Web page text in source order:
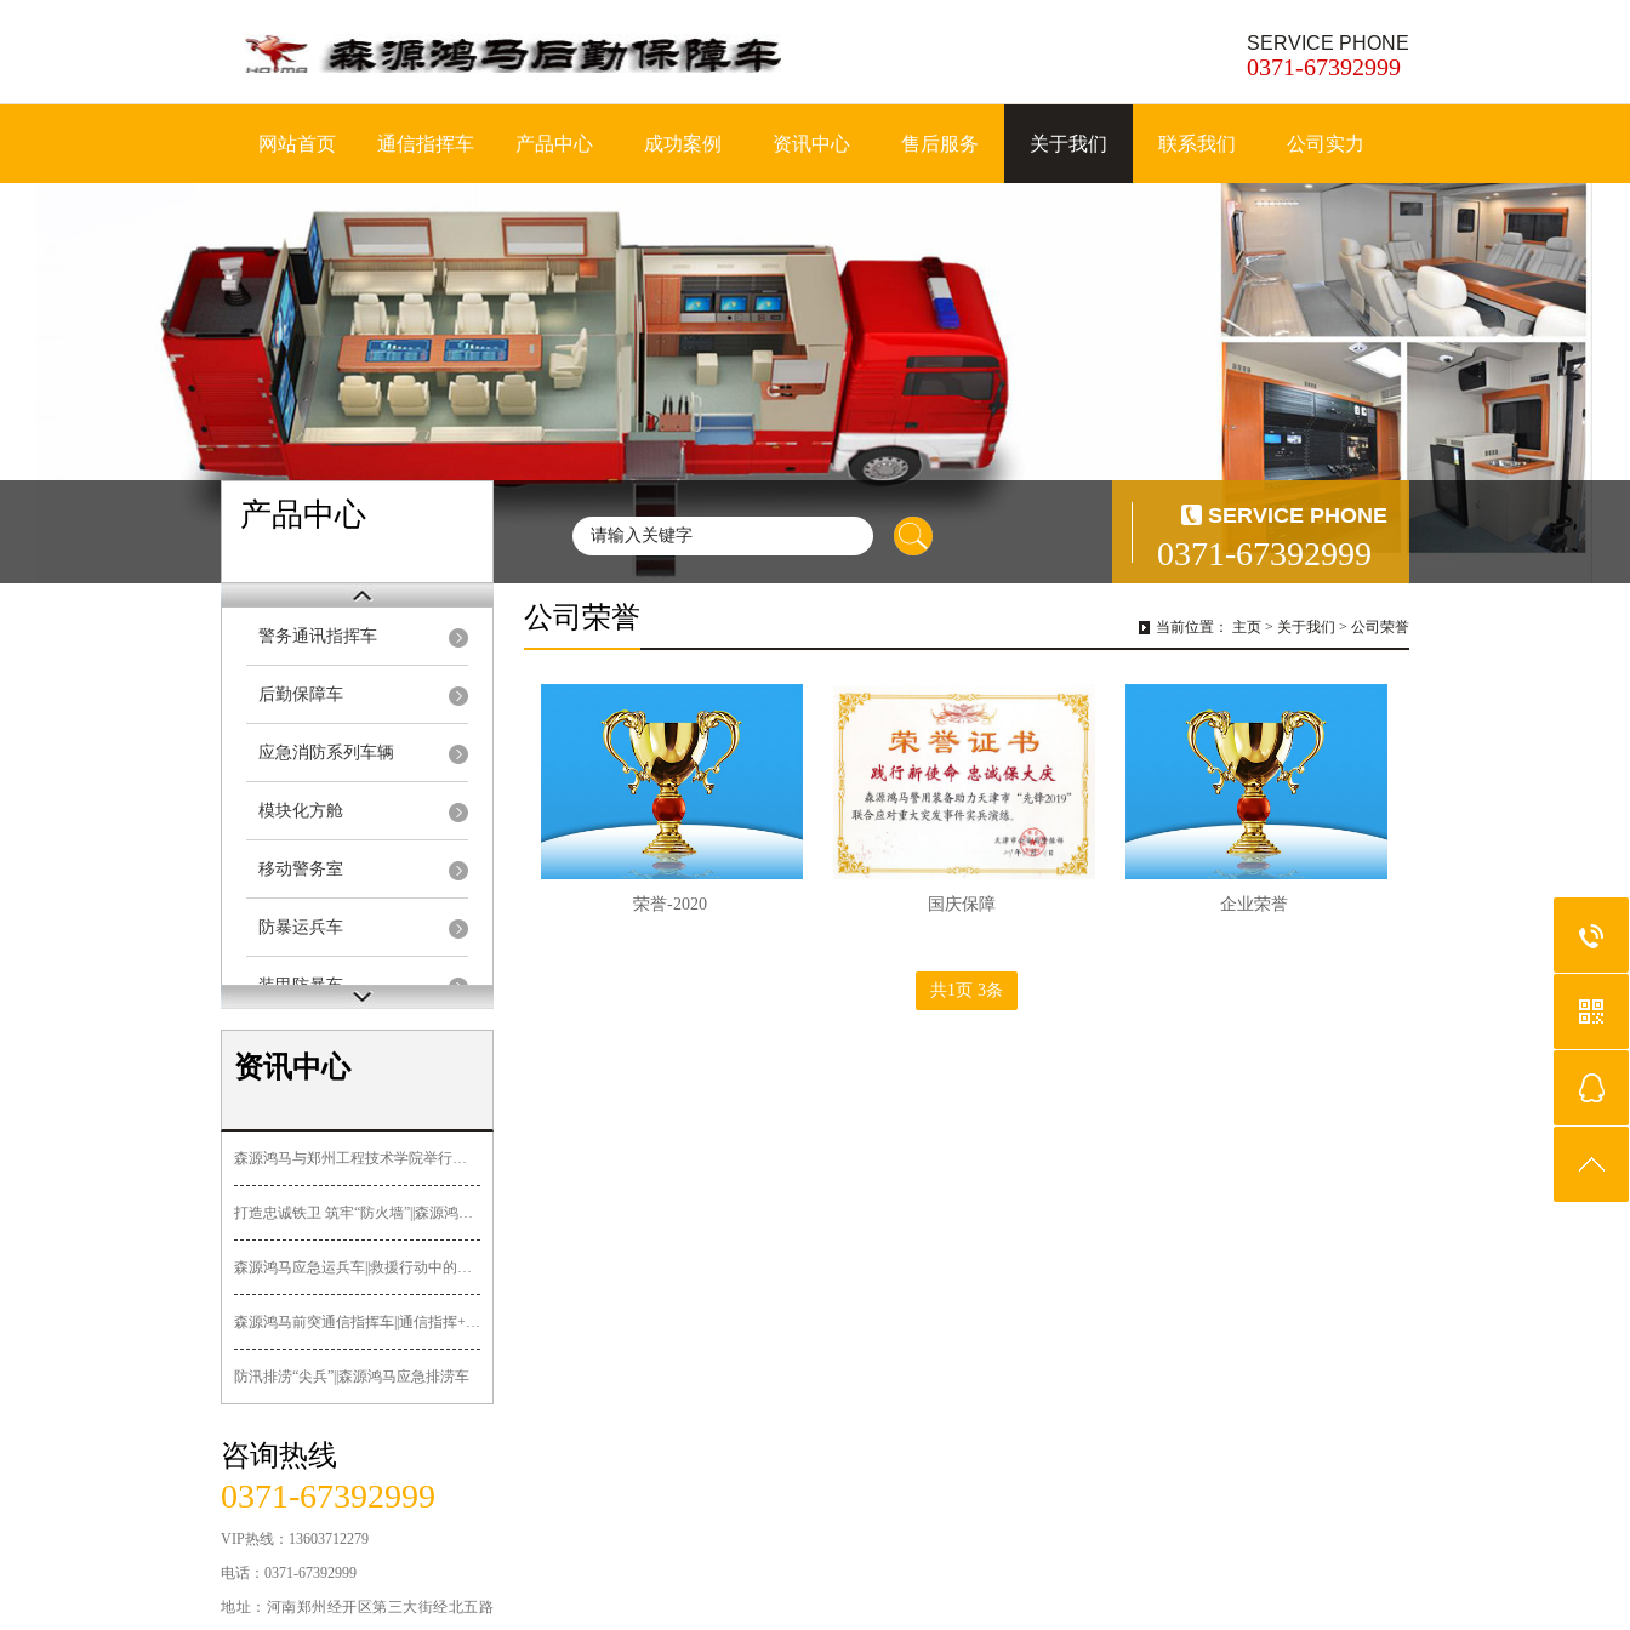
SERVICE PHONE
0371-67392999
网站首页 通信指挥车 产品中心 成功案例 资讯中心 售后服务 关于我们 联系我们 公司实力
产品中心 SERVICE PHONE
0371-67392999
警务通讯指挥车
后勤保障车
应急消防系列车辆
模块化方舱
移动警务室
防暴运兵车
装甲防暴车
无人机指挥车
医疗急救系列
锂电公务车
交通系列车辆
法院检察院车辆
食品药品监管车辆
城管系列车辆
资讯中心
森源鸿马与郑州工程技术学院举行签约授牌暨“郑工森源鸿马汽车造
打造忠诚铁卫 筑牢“防火墙”||森源鸿马多功能押解车发往黑龙
森源鸿马应急运兵车||救援行动中的关键力量
森源鸿马前突通信指挥车||通信指挥+先遣突击
防汛排涝“尖兵”||森源鸿马应急排涝车
咨询热线
0371-67392999
VIP热线：13603712279
电话：0371-67392999
地址：河南郑州经开区第三大街经北五路
公司荣誉 当前位置： 主页 > 关于我们 > 公司荣誉
荣誉-2020 国庆保障 企业荣誉
共1页 3条